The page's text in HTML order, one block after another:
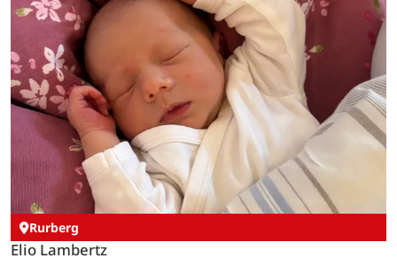
Rurberg
Elio Lambertz